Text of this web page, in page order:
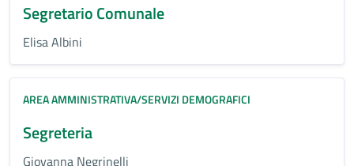
Segretario Comunale
Elisa Albini
AREA AMMINISTRATIVA/SERVIZI DEMOGRAFICI
Segreteria
Giovanna Negrinelli